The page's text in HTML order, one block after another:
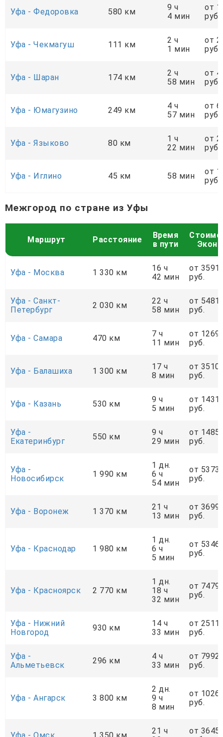
Уфа - Федоровка 580 км
9 ч
4 мин
от
руб.
Уфа - Чекмагуш 111 км
2 ч
1 мин
от
руб.
Уфа - Шаран 174 км
2 ч
58 мин
от
руб.
Уфа - Юмагузино 249 км
4 ч
57 мин
от
руб.
Уфа - Языково 80 км
1 ч
22 мин
от
руб.
Уфа - Иглино 45 км 58 мин
от
руб.
Межгород по стране из Уфы
Маршрут Расстояние
Время
в пути
Уфа - Москва 1 330 км
16 ч
42 мин
от
руб.
Уфа - Санкт-
Петербург
2 030 км
22 ч
58 мин
от
руб.
Уфа - Самара 470 км
7 ч
11 мин
от
руб.
Уфа - Балашиха 1 300 км
17 ч
8 мин
от
руб.
Уфа - Казань 530 км
9 ч
5 мин
от
руб.
Уфа -
Екатеринбург
550 км
9 ч
29 мин
от
руб.
Уфа -
Новосибирск
1 990 км
1 дн.
6 ч
54 мин
от
руб.
Уфа - Воронеж 1 370 км
21 ч
13 мин
от
руб.
Уфа - Краснодар 1 980 км
1 дн.
6 ч
5 мин
от
руб.
Уфа - Красноярск 2 770 км
1 дн.
18 ч
32 мин
от
руб.
Уфа - Нижний
Новгород
930 км
14 ч
33 мин
от
руб.
Уфа -
Альметьевск
296 км
4 ч
33 мин
от 7992
руб.
Уфа - Ангарск 3 800 км
2 дн.
9 ч
8 мин
от
руб.
21 ч
от